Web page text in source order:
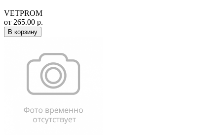
VETPROM
от 265.00 р.
В корзину